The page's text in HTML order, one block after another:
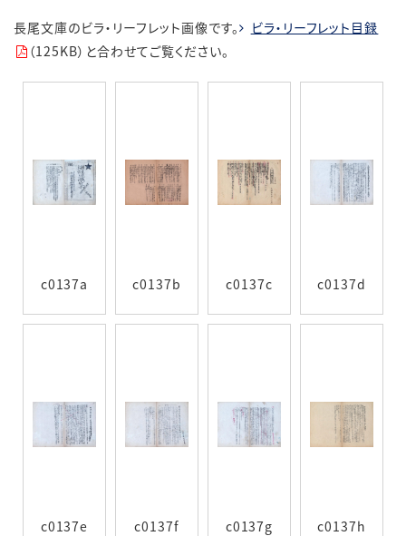
長尾文庫のビラ・リーフレット画像です。
ビラ・リーフレット目録
（125KB）と合わせてご覧ください。
c0137a c0137b c0137c c0137d
c0137e c0137f c0137g c0137h